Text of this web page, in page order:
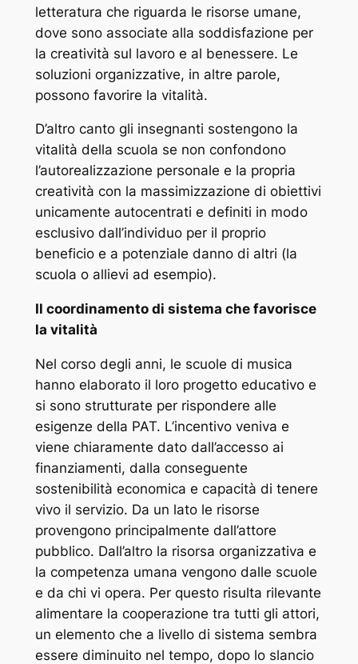
letteratura che riguarda le risorse umane,
dove sono associate alla soddisfazione per
la creatività sul lavoro e al benessere. Le
soluzioni organizzative, in altre parole,
possono favorire la vitalità.
D’altro canto gli insegnanti sostengono la
vitalità della scuola se non confondono
l’autorealizzazione personale e la propria
creatività con la massimizzazione di obiettivi
unicamente autocentrati e definiti in modo
esclusivo dall’individuo per il proprio
beneficio e a potenziale danno di altri (la
scuola o allievi ad esempio).
Il coordinamento di sistema che favorisce
la vitalità
Nel corso degli anni, le scuole di musica
hanno elaborato il loro progetto educativo e
si sono strutturate per rispondere alle
esigenze della PAT. L’incentivo veniva e
viene chiaramente dato dall’accesso ai
finanziamenti, dalla conseguente
sostenibilità economica e capacità di tenere
vivo il servizio. Da un lato le risorse
provengono principalmente dall’attore
pubblico. Dall’altro la risorsa organizzativa e
la competenza umana vengono dalle scuole
e da chi vi opera. Per questo risulta rilevante
alimentare la cooperazione tra tutti gli attori,
un elemento che a livello di sistema sembra
essere diminuito nel tempo, dopo lo slancio